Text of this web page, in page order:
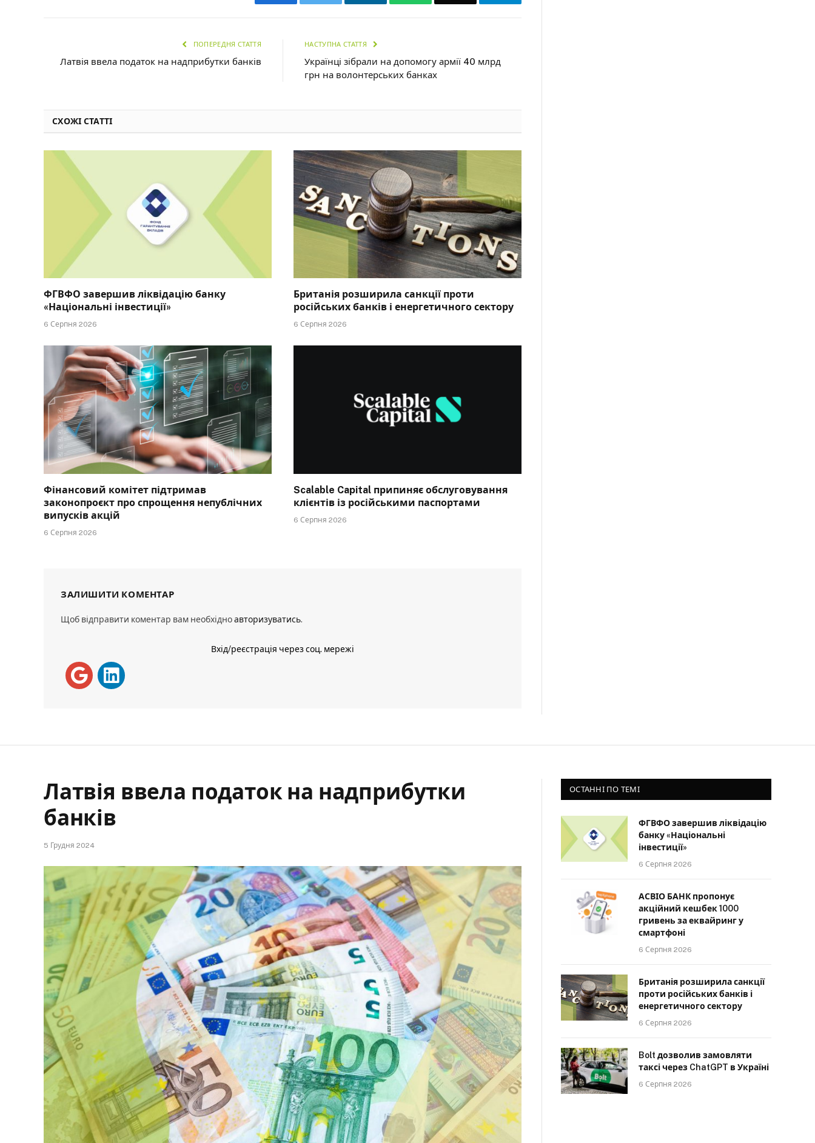
ПОПЕРЕДНЯ СТАТТЯ
Латвія ввела податок на надприбутки банків
НАСТУПНА СТАТТЯ
Українці зібрали на допомогу армії 40 млрд
грн на волонтерських банках
СХОЖІ СТАТТІ
ФГВФО завершив ліквідацію банку
«Національні інвестиції»
6 Серпня 2026
Британія розширила санкції проти
російських банків і енергетичного сектору
6 Серпня 2026
Фінансовий комітет підтримав
законопроєкт про спрощення непублічних
випусків акцій
6 Серпня 2026
Scalable Capital припиняє обслуговування
клієнтів із російськими паспортами
6 Серпня 2026
ЗАЛИШИТИ КОМЕНТАР
Щоб відправити коментар вам необхідноавторизуватись.
Вхід/реєстрація через соц. мережі
Латвія ввела податок на надприбутки
банків
5 Грудня 2024
ОСТАННІ ПО ТЕМІ
ФГВФО завершив ліквідацію
банку «Національні
інвестиції»
6 Серпня 2026
АСВІО БАНК пропонує
акційний кешбек 1000
гривень за еквайринг у
смартфоні
6 Серпня 2026
Британія розширила санкції
проти російських банків і
енергетичного сектору
6 Серпня 2026
Bolt дозволив замовляти
таксі через ChatGPT в Україні
6 Серпня 2026